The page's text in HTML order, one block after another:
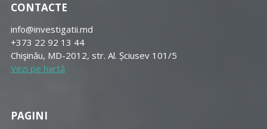
CONTACTE
info@investigatii.md
+373 22 92 13 44
Chişinău, MD-2012, str. Al. Șciusev 101/5
Vezi pe hartă
PAGINI